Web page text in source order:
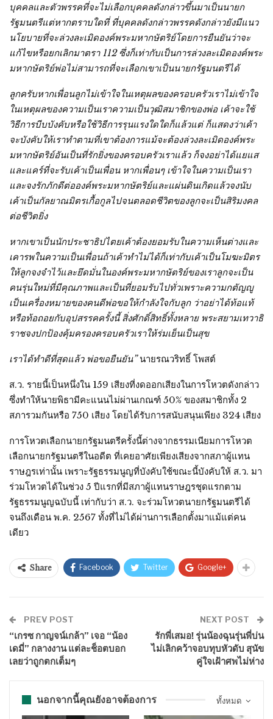
บุคคลและตัวพรรคที่จะไม่เลือกบุคคลดังกล่าวขึ้นมาเป็นนายก
รัฐมนตรีแต่หากตราบใดที่ ที่บุคคลดังกล่าวพรรคดังกล่าวยังมีแนว
นโยบายที่จะล่วงละเมิดองค์พระมหากษัตริย์โดยการยืนยันว่าจะ
แก้ไขหรือยกเลิกมาตรา 112 ซึ่งก็เท่ากับเป็นการล่วงละเมิดองค์พระ
มหากษัตริย์พ่อไม่สามารถที่จะเลือกเขาเป็นนายกรัฐมนตรีได้
ลูกครับหากเพื่อนลูกไม่เข้าใจในเหตุผลของครอบครัวเราไม่เข้าใจ
ในเหตุผลของความเป็นเราความเป็นวุฒิสมาชิกของพ่อ เค้าจะใช้
วิธีการบีบบังคับหรือใช้วิธีการรุนแรงใดใดก็แล้วแต่ ก็แสดงว่าเค้า
จะบังคับให้เราทำตามที่เขาต้องการแม้จะต้องล่วงละเมิดองค์พระ
มหากษัตริย์อันเป็นที่รักยิ่งของครอบครัวเราแล้ว ก็จงอย่าได้แยแส
และแคร์ที่จะรับเค้าเป็นเพื่อน หากเพื่อนๆ เข้าใจในความเป็นเรา
และจงรักภักดีต่อองค์พระมหากษัตริย์และแผ่นดินเกิดแล้วจงนับ
เค้าเป็นกัลยาณมิตรเกื้อกูลไปจนตลอดชีวิตของลูกจะเป็นสิริมงคล
ต่อชีวิตยิ่ง
หากเขาเป็นนักประชาธิปไตยเค้าต้องยอมรับในความเห็นต่างและ
เคารพในความเป็นเพื่อนถ้าเค้าทำไม่ได้ก็เท่ากับเค้าเป็นโมฆะมิตร
ให้ลูกจงจำไว้และยึดมั่นในองค์พระมหากษัตริย์ของเราลูกจะเป็น
คนรุ่นใหม่ที่มีคุณภาพและเป็นที่ยอมรับไปทั่วเพราะความกตัญญู
เป็นเครื่องหมายของคนดีพ่อขอให้กำลังใจกับลูก ว่าอย่าได้ท้อแท้
หรือท้อถอยกับอุปสรรคครั้งนี้ สิ่งศักดิ์สิทธิ์ทั้งหลาย พระสยามเทวาธิ
ราชจงปกป้องคุ้มครองครอบครัวเราให้ร่มเย็นเป็นสุข
เราได้ทำดีที่สุดแล้ว พ่อขอยืนยัน”นายรณวริทธิ์ โพสต์
ส.ว. รายนี้เป็นหนึ่งใน 159 เสียงที่งดออกเสียงในการโหวตดังกล่าว
ซึ่งทำให้นายพิธามีคะแนนไม่ผ่านเกณฑ์ 50% ของสมาชิกทั้ง 2
สภารวมกันหรือ 750 เสียง โดยได้รับการสนับสนุนเพียง 324 เสียง
การโหวตเลือกนายกรัฐมนตรีครั้งนี้ต่างจากธรรมเนียมการโหวต
เลือกนายกรัฐมนตรีในอดีต ที่เคยอาศัยเพียงเสียงจากสภาผู้แทน
ราษฎรเท่านั้น เพราะรัฐธรรมนูญที่บังคับใช้ขณะนี้บังคับให้ ส.ว. มา
ร่วมโหวตได้ในช่วง 5 ปีแรกที่มีสภาผู้แทนราษฎรชุดแรกตาม
รัฐธรรมนูญฉบับนี้ เท่ากับว่า ส.ว. จะร่วมโหวตนายกรัฐมนตรีได้
จนถึงเดือน พ.ค. 2567 ทั้งที่ไม่ได้ผ่านการเลือกตั้งมาแม้แต่คน
เดียว
Share Facebook Twitter Google+
PREV POST
“เกรซ กาญจน์เกล้า” เจอ “น้อง
เดมี่” กลางงาน แต่ละช็อตบอก
เลยว่าถูกตกเต็มๆ
NEXT POST
รักพี่เสมอ! รุ่นน้องฉุนรุ่นพี่บ่น
ไม่เลิกคว้าจอบทุบหัวดับ สุนัข
คู่ใจเฝ้าศพไม่ห่าง
ทั้งหมด
นอกจากนี้คุณยังอาจต้องการ